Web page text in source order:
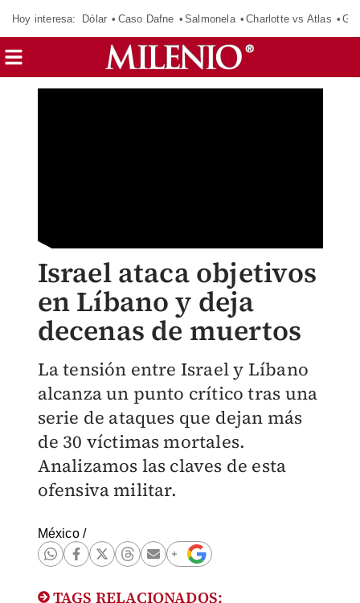
Hoy interesa: Dólar Caso Dafne Salmonela Charlotte vs Atlas
Israel ataca objetivos
en Líbano y deja
decenas de muertos
La tensión entre Israel y Líbano
alcanza un punto crítico tras una
serie de ataques que dejan más
de 30 víctimas mortales.
Analizamos las claves de esta
ofensiva militar.
México/
TAGS RELACIONADOS: